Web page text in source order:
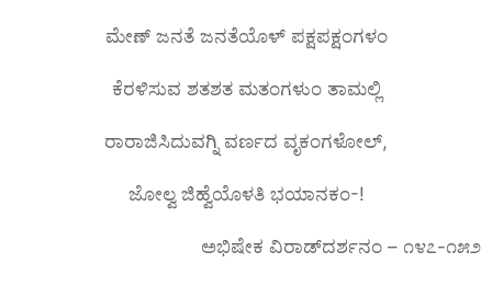
ಮೇಣ್ ಜನತೆ ಜನತೆಯೊಳ್ ಪಕ್ಷಪಕ್ಷಂಗಳಂ
ಕೆರಳಿಸುವ ಶತಶತ ಮತಂಗಳುಂ ತಾಮಲ್ಲಿ
ರಾರಾಜಿಸಿದುವಗ್ನಿ ವರ್ಣದ ವೃಕಂಗಳೋಲ್,
ಜೋಲ್ವ ಜಿಹ್ವೆಯೊಳತಿ ಭಯಾನಕಂ-!
ಅಭಿಷೇಕ ವಿರಾಡ್‌ದರ್ಶನಂ – ೧೪೭-೧೫೨